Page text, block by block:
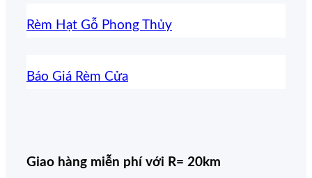
Rèm Hạt Gỗ Phong Thủy
Báo Giá Rèm Cửa
Giao hàng miễn phí với R= 20km